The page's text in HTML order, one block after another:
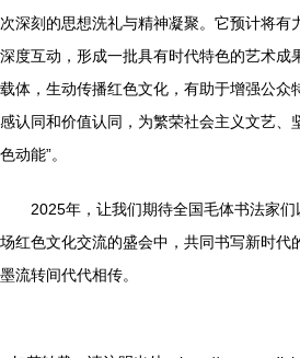
次深刻的思想洗礼与精神凝聚。它预计将有
深度互动，形成一批具有时代特色的艺术成
载体，生动传播红色文化，有助于增强公众
感认同和价值认同，为繁荣社会主义文艺、
色动能”。
2025年，让我们期待全国毛体书法家
场红色文化交流的盛会中，共同书写新时代
墨流转间代代相传。